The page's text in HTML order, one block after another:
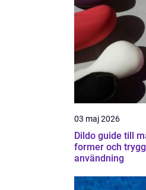
03 maj 2026
Dildo guide till material,
former och trygg
användning